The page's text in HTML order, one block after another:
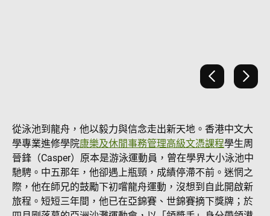
上一張 下一
從泳池到龍舟，他以毅力與信念走出新天地。香港中文大
學專業進修學院康樂及休閒事務管理高級文憑課程學生周
晉鋒（Casper）原本是游泳運動員，曾在學界大小泳池中
馳騁。中五那年，他卻遇上瓶頸，成績停滯不前。迷惘之
際，他在師兄的鼓勵下初嚐龍舟運動，沒想到自此開啟新
旅程。短短三年間，他已在亞錦賽、世錦賽摘下獎牌；於